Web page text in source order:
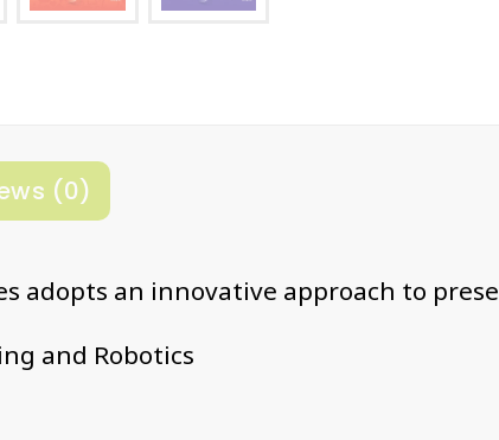
(0)
adopts an innovative approach to
and Robotics